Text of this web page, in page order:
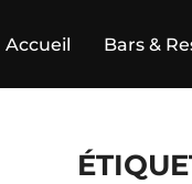
Accueil Bars &